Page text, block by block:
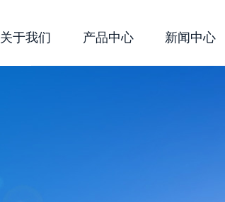
关于我们 产品中心 新闻中心